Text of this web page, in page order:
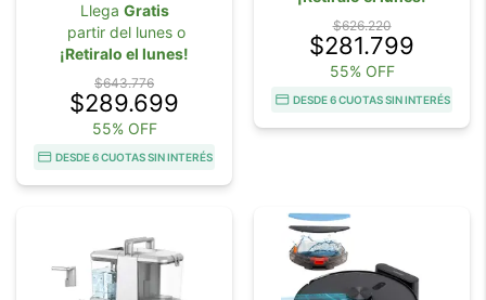
Llega Gratis
partir del lunes o
¡Retiralo el lunes!
$643.776
$289.699
55% OFF
DESDE 6 CUOTAS SIN INTERÉS
$626.220
$281.799
55% OFF
DESDE 6 CUOTAS SIN INTERÉS